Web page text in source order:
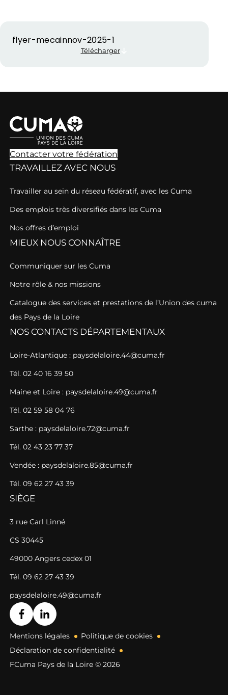
flyer-mecainnov-2025-1
Télécharger
Contacter votre fédération
TRAVAILLEZ AVEC NOUS
Travailler au sein du réseau fédératif, avec les Cuma
Des emplois très diversifiés dans les Cuma
Nos offres d’emploi
MIEUX NOUS CONNAÎTRE
Communiquer sur les Cuma
Notre rôle & nos missions
Catalogue des services et prestations de l’Union des cuma
des Pays de la Loire
NOS CONTACTS DÉPARTEMENTAUX
Loire-Atlantique : paysdelaloire.44@cuma.fr
Tél. 02 40 16 39 50
Maine et Loire : paysdelaloire.49@cuma.fr
Tél. 02 59 58 04 76
Sarthe : paysdelaloire.72@cuma.fr
Tél. 02 43 23 77 37
Vendée : paysdelaloire.85@cuma.fr
Tél. 09 62 27 43 39
SIÈGE
3 rue Carl Linné
CS 30445
49000 Angers cedex 01
Tél. 09 62 27 43 39
paysdelaloire.49@cuma.fr
Mentions légales
Politique de cookies
Déclaration de confidentialité
FCuma Pays de la Loire © 2026